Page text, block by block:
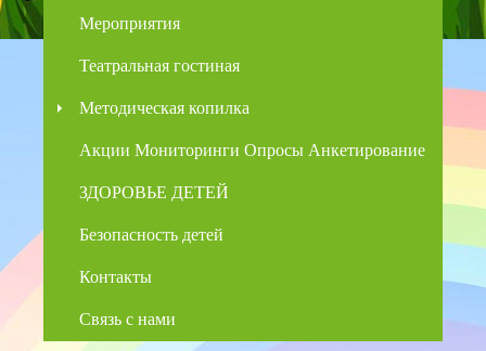
Мероприятия
Театральная гостиная
Методическая копилка
Акции Мониторинги Опросы Анкетирование
ЗДОРОВЬЕ ДЕТЕЙ
Безопасность детей
Контакты
Связь с нами